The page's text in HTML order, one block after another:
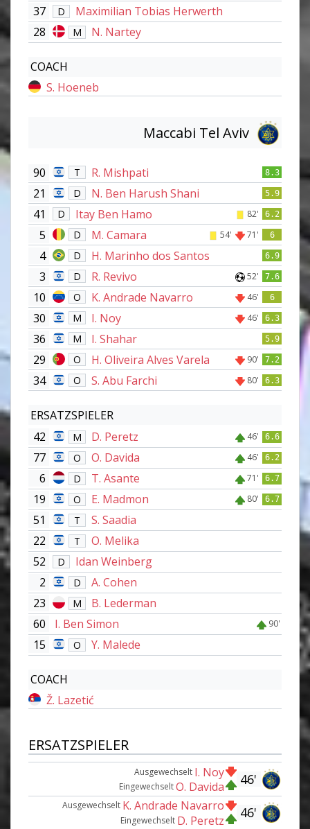
37 D
Maximilian Tobias Herwerth
28
M N. Nartey
COACH
S. Hoeneb
Maccabi Tel Aviv
90 T R. Mishpati 8.3
21 D N. Ben Harush Shani 5.9
41 D Itay Ben Hamo 82' 6.2
5 D M. Camara 54' 71' 6
4 D H. Marinho dos Santos 6.9
3 D R. Revivo 52' 7.6
10 O K. Andrade Navarro 46' 6
30 M I. Noy 46' 6.3
36 M I. Shahar 5.9
29 O H. Oliveira Alves Varela 90' 7.2
34 O S. Abu Farchi 80' 6.3
ERSATZSPIELER
42
M D. Peretz 46' 6.6
77 O O. Davida 46' 6.2
6 D T. Asante 71' 6.7
19 O E. Madmon 80' 6.7
51 T
S. Saadia
22
T
O. Melika
52
D
Idan Weinberg
2
D
A. Cohen
23
M
B. Lederman
60
I. Ben Simon 90'
15 O Y. Malede
COACH
Ž. Lazetić
ERSATZSPIELER
46'
Ausgewechselt I. Noy
EingewechseltO. Davida
46'
Ausgewechselt K. Andrade Navarro
Eingewechselt D. Peretz